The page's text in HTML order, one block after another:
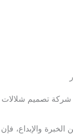
والإبداع، فإن